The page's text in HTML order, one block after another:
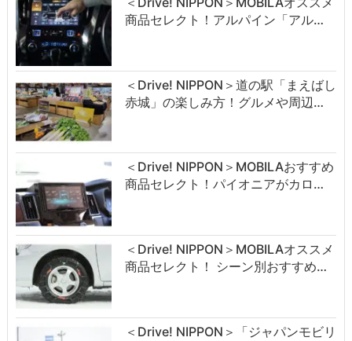
商品セレクト！アルパイン「アル…
＜Drive! NIPPON＞道の駅「まえばし
赤城」の楽しみ方！グルメや周辺…
＜Drive! NIPPON＞MOBILAおすすめ
商品セレクト！パイオニアがカロ…
＜Drive! NIPPON＞MOBILAオススメ
商品セレクト！ シーン別おすすめ…
＜Drive! NIPPON＞「ジャパンモビリ